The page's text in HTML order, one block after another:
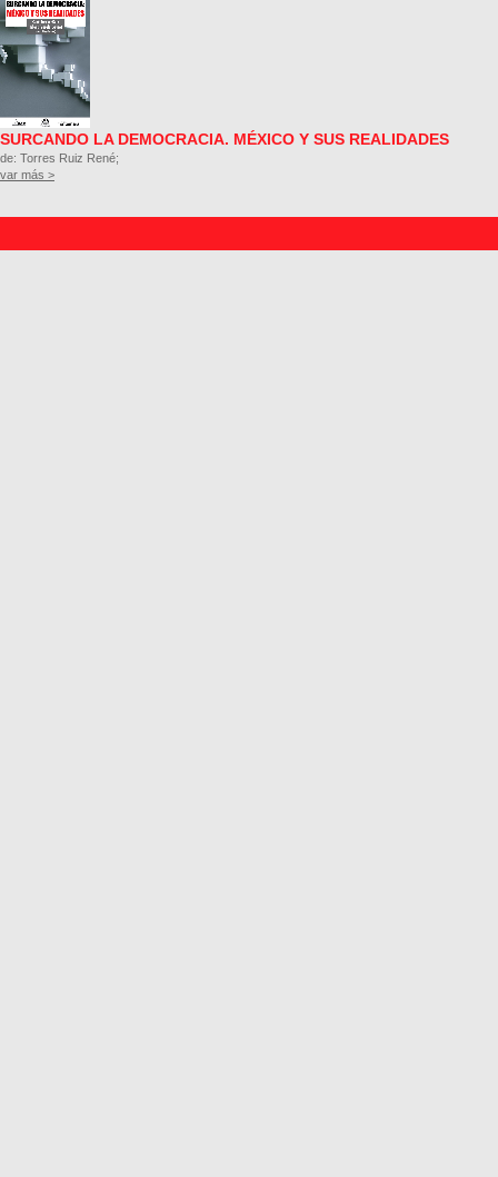
SURCANDO LA DEMOCRACIA. MÉXICO Y SUS REALIDADES
de: Torres Ruiz René;
var más >